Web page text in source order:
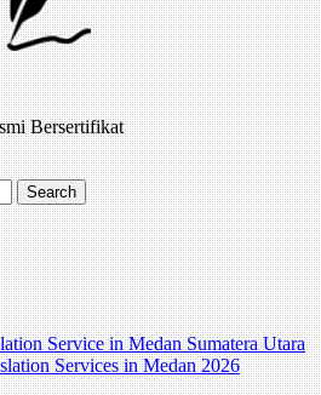
Bersertifikat
Service in Medan Sumatera Utara
Services in Medan 2026